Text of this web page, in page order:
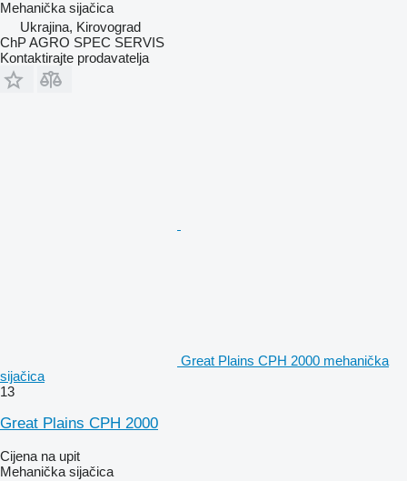
Mehanička sijačica
Ukrajina, Kirovograd
ChP AGRO SPEC SERVIS
Kontaktirajte prodavatelja
Great Plains CPH 2000 mehanička
sijačica
13
Great Plains CPH 2000
Cijena na upit
Mehanička sijačica